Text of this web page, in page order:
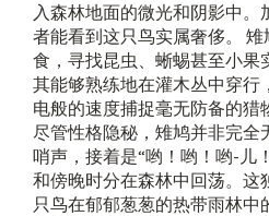
入森林地面的微光和阴影中
者能看到这只鸟实属奢侈。
食，寻找昆虫、蜥蜴甚至小果
其能够熟练地在灌木丛中穿行
电般的速度捕捉毫无防备的猎
尽管性格隐秘，雉鸠并非完全
哨声，接着是“哟！哟！哟-儿
和傍晚时分在森林中回荡。这
只鸟在郁郁葱葱的热带雨林中